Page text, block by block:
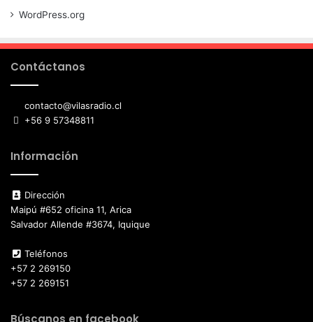
WordPress.org
Contáctanos
contacto@vilasradio.cl
+56 9 57348811
Información
Dirección
Maipú #652 oficina 11, Arica
Salvador Allende #3674, Iquique
Teléfonos
+57 2 269150
+57 2 269151
Búscanos en facebook